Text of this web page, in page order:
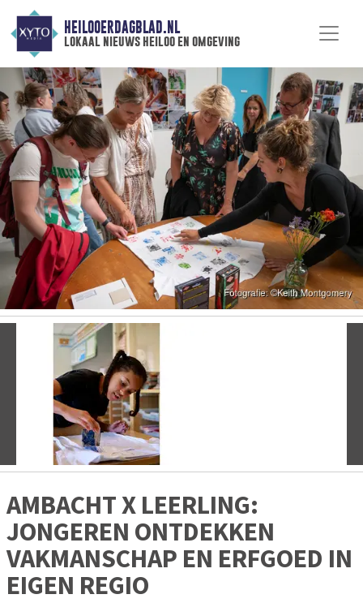
HEILOOERDAGBLAD.NL
lokaal nieuws heiloo en omgeving
AMBACHT X LEERLING:
JONGEREN ONTDEKKEN
VAKMANSCHAP EN ERFGOED IN
EIGEN REGIO